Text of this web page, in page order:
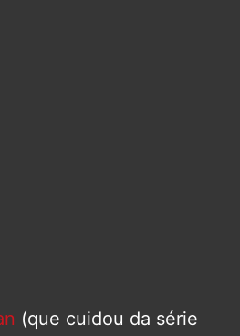
(que cuidou da série